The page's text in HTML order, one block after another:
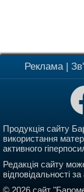
Реклама|
Продукція сайту
використання
активного
Редакція сайту
відповідальності